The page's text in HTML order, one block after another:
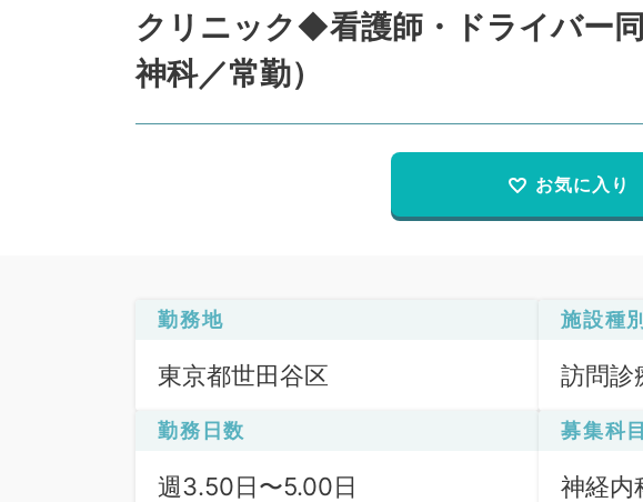
クリニック◆看護師・ドライバー
神科／常勤）
お気に入り
勤務地
東京都世田谷区
施設種別
訪問診
勤務日数
週3.50日〜5.00日
募集科目
神経内